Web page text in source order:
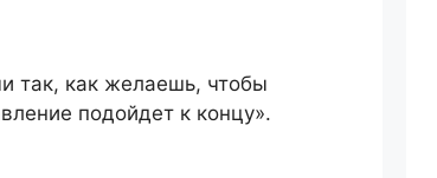
так, как желаешь, чтобы
подойдет к концу».